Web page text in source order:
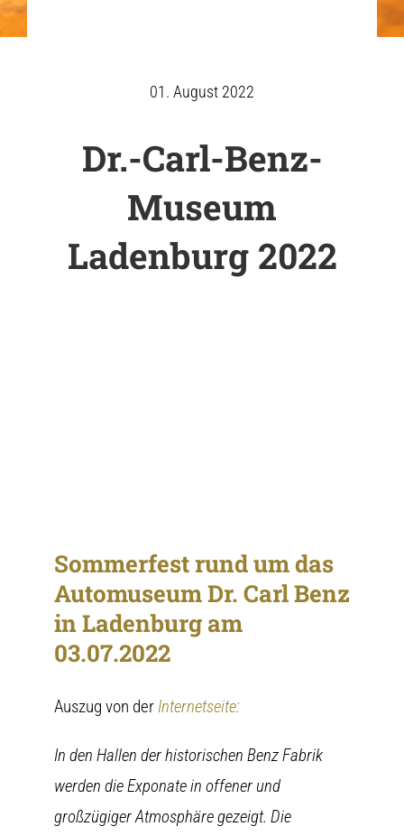
01. August 2022
Dr.-Carl-Benz-
Museum
Ladenburg 2022
Sommerfest rund um das
Automuseum Dr. Carl Benz
in Ladenburg am
03.07.2022
Auszug von derInternetseite:
In den Hallen der historischen Benz Fabrik
werden die Exponate in offener und
großzügiger Atmosphäre gezeigt. Die